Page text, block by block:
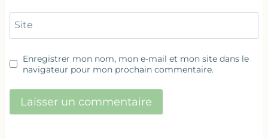
Site
Enregistrer mon nom, mon e-mail et mon site dans le
navigateur pour mon prochain commentaire.